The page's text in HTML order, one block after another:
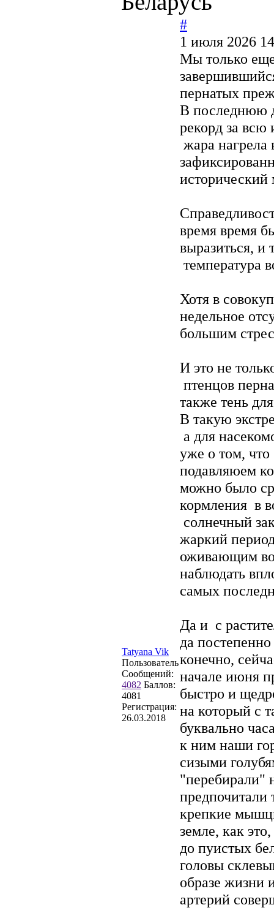
Tatyana Vik
Пользователь
Сообщений:
4082 Баллов:
4081
Регистрация:
26.03.2018
#
1 июля 2026
Мы только
пернатых
В последнюю
рекорд за
жара
время время
выразиться,
температура
Хотя в
недельное
большим
И это не
птенцов
также тень
В такую
а для
уже о том,
подавляюем
можно было
кормления в
солнечный
жаркий
оживающим
наблюдать
самых
Да и с
да
конечно,
начале июня
быстро и
на который с
буквально
к ним наши
сизыми
"перебирали"
предпочитали
крепкие
земле, как
до пуистых
головы
образе жизни
артерий